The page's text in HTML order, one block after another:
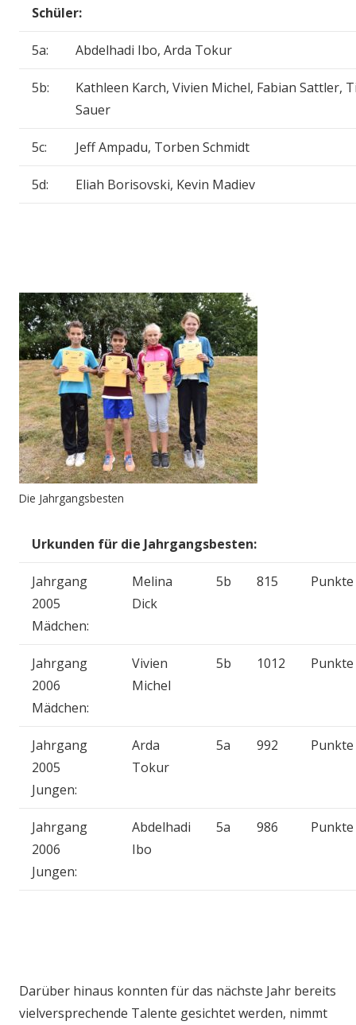
Schüler:
5a: Abdelhadi Ibo, Arda Tokur
5b:
Kathleen Karch, Vivien Michel, Fabian Sattler,
Sauer
5c: Jeff Ampadu, Torben Schmidt
5d: Eliah Borisovski, Kevin Madiev
Die Jahrgangsbesten
Urkunden für die Jahrgangsbesten:
Jahrgang
2005
Mädchen:
Melina
Dick
5b 815 Punkte
Jahrgang
2006
Mädchen:
Vivien
Michel
5b 1012 Punkte
Jahrgang
2005
Jungen:
Arda
Tokur
5a 992 Punkte
Jahrgang
2006
Jungen:
Abdelhadi
Ibo
5a 986 Punkte
Darüber hinaus konnten für das nächste Jahr bereits
vielversprechende Talente gesichtet werden, nimmt